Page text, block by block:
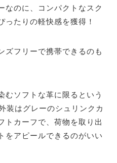
なのに、コンパクトなスク
ったりの軽快感を獲得！
ズフリーで携帯できるのも
むソフトな革に限るという
装はグレーのシュリンクカ
トカーフで、荷物を取り出
をアピールできるのがいい